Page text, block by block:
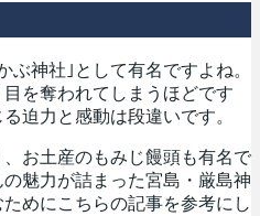
ぶ神社｣として有名ですよね。
を奪われてしまうほどです
迫力と感動は段違いです。
お土産のもみじ饅頭も有名で
魅力が詰まった宮島・厳島神
めにこちらの記事を参考にし